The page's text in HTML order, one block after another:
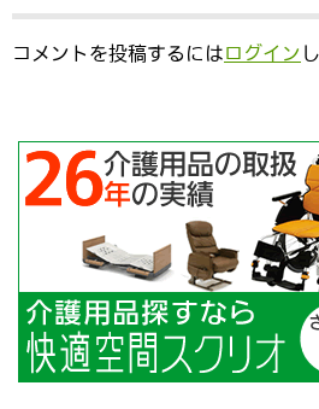
コメントを投稿するにはログイン